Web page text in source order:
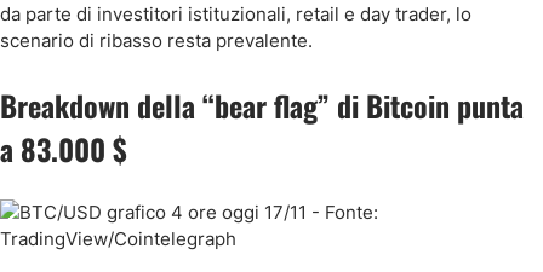
da parte di investitori istituzionali, retail e day trader, lo
scenario di ribasso resta prevalente.
Breakdown della “bear flag” di Bitcoin punta
a 83.000 $